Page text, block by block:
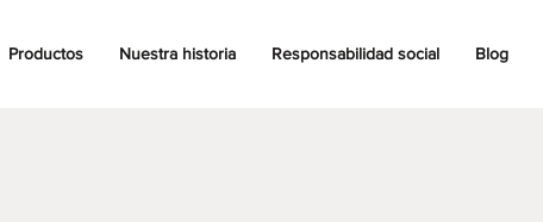
Productos Nuestra historia Responsabilidad social Blog